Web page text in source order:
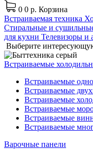
0 0 р. Корзина
Встраиваемая техника
Стиральные и
для кухни Телевизоры и
Выберите
Встраиваемые
Встраиваемые
Встраиваемые
Встраиваемые
Встраиваемые
Встраиваемые
Встраиваемые
Варочные панели